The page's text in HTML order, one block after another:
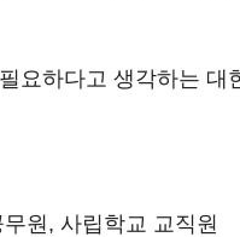
요하다고 생각하는
원, 사립학교 교직원